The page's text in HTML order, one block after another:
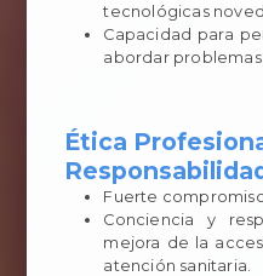
tecnológicas
Capacidad para
abordar problemas
Ética
Fuerte
Conciencia y
mejora de la
atención sanitaria.